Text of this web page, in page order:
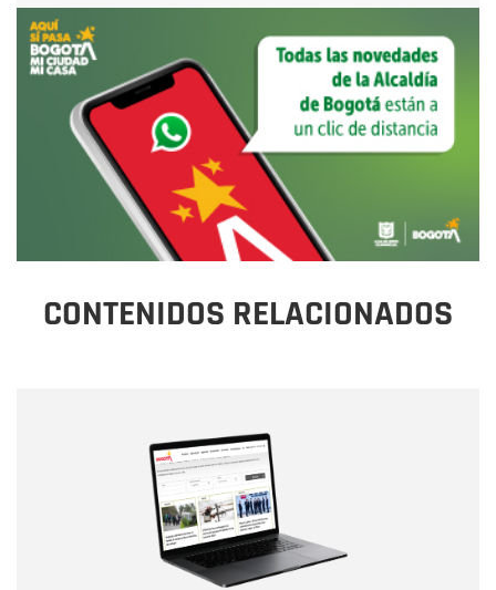
CONTENIDOS RELACIONADOS
Correo electrónico
Tipo de comentario